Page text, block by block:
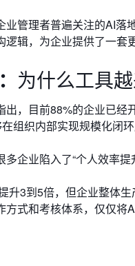
管理者普遍关注的AI落
辑，为企业提供了一套
为什么工具
，目前88%的企业已经
组织内部实现规模化闭环
企业陷入了“个人效率提
升3到5倍，但企业整体
式和考核体系，仅仅将